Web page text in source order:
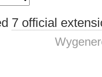
7 official